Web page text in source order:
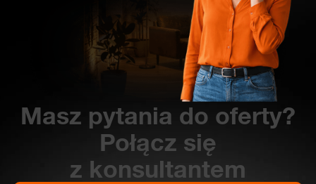
Masz pytania do oferty?
Połącz się
z konsultantem